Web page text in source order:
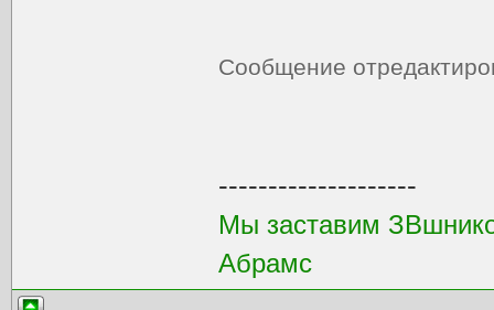
Сообщение
--------------------
Мы заставим
Абрамс